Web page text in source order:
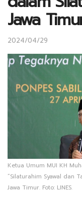
Jawa
2024/04/29
Ketua Umum MUI KH
“Silaturahim Syawal dan
Jawa Timur. Foto: LINES.